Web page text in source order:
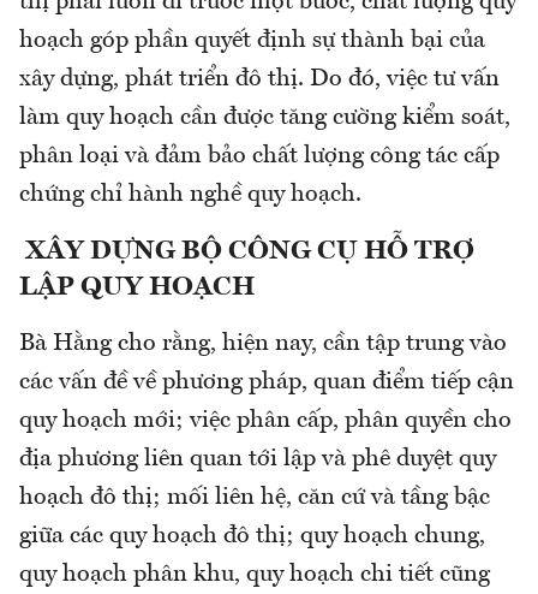
hoạch góp phần quyết định sự thành bại của
xây dựng, phát triển đô thị. Do đó, việc tư vấn
làm quy hoạch cần được tăng cường kiểm soát,
phân loại và đảm bảo chất lượng công tác cấp
chứng chỉ hành nghề quy hoạch.
XÂY DỰNG BỘ CÔNG CỤ HỖ TRỢ
LẬP QUY HOẠCH
Bà Hằng cho rằng, hiện nay, cần tập trung vào
các vấn đề về phương pháp, quan điểm tiếp cận
quy hoạch mới; việc phân cấp, phân quyền cho
địa phương liên quan tới lập và phê duyệt quy
hoạch đô thị; mối liên hệ, căn cứ và tầng bậc
giữa các quy hoạch đô thị; quy hoạch chung,
quy hoạch phân khu, quy hoạch chi tiết cũng